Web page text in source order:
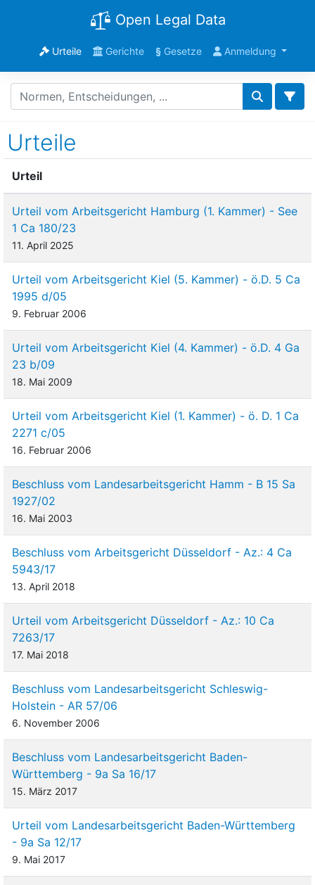
Open Legal Data
Urteile Gerichte §Gesetze Anmeldung
Urteile
Urteil
Urteil vom Arbeitsgericht Hamburg (1. Kammer) - See
1 Ca 180/23
11. April 2025
Urteil vom Arbeitsgericht Kiel (5. Kammer) - ö.D. 5 Ca
1995 d/05
9. Februar 2006
Urteil vom Arbeitsgericht Kiel (4. Kammer) - ö.D. 4 Ga
23 b/09
18. Mai 2009
Urteil vom Arbeitsgericht Kiel (1. Kammer) - ö. D. 1 Ca
2271 c/05
16. Februar 2006
Beschluss vom Landesarbeitsgericht Hamm - B 15 Sa
1927/02
16. Mai 2003
Beschluss vom Arbeitsgericht Düsseldorf - Az.: 4 Ca
5943/17
13. April 2018
Urteil vom Arbeitsgericht Düsseldorf - Az.: 10 Ca
7263/17
17. Mai 2018
Beschluss vom Landesarbeitsgericht Schleswig-
Holstein - AR 57/06
6. November 2006
Beschluss vom Landesarbeitsgericht Baden-
Württemberg - 9a Sa 16/17
15. März 2017
Urteil vom Landesarbeitsgericht Baden-Württemberg
- 9a Sa 12/17
9. Mai 2017